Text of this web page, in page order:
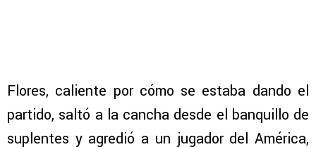
Flores, caliente por cómo se estaba dando el
partido, saltó a la cancha desde el banquillo de
suplentes y agredió a un jugador del América,